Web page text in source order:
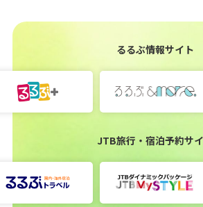
るるぶ情報サイト
JTB旅行・宿泊予約サ